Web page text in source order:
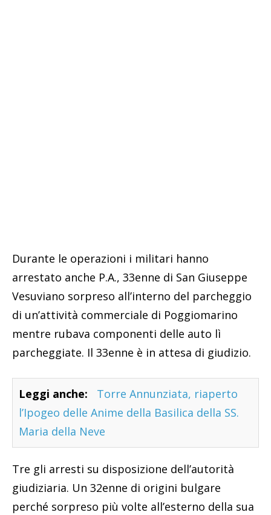
Durante le operazioni i militari hanno
arrestato anche P.A., 33enne di San Giuseppe
Vesuviano sorpreso all’interno del parcheggio
di un’attività commerciale di Poggiomarino
mentre rubava componenti delle auto lì
parcheggiate. Il 33enne è in attesa di giudizio.
Leggi anche:
Torre Annunziata, riaperto
l’Ipogeo delle Anime della Basilica della SS.
Maria della Neve
Tre gli arresti su disposizione dell’autorità
giudiziaria. Un 32enne di origini bulgare
perché sorpreso più volte all’esterno della sua